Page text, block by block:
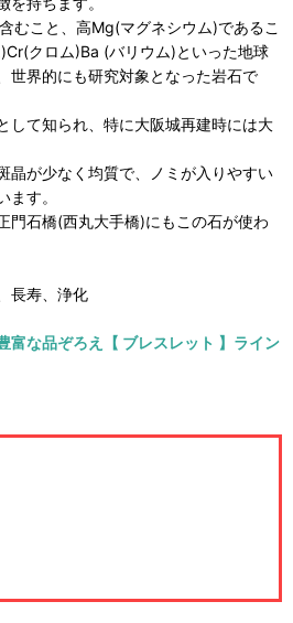
むこと、高Mg(マグネシウム)であるこ
クロム)Ba (バリウム)といった地球
世界的にも研究対象となった岩石で
して知られ、特に大阪城再建時には大
晶が少なく均質で、ノミが入りやすい
す。
門石橋(西丸大手橋)にもこの石が使わ
長寿、浄化
富な品ぞろえ【 ブレスレット 】ライン